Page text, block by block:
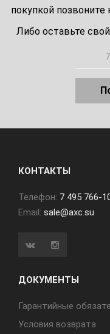
покупкой позвоните
Либо оставьте
КОНТАКТЫ
Телефон: 7 495 766-
Email: sale@axc.su
ДОКУМЕНТЫ
Гарантийные
Условия возврата